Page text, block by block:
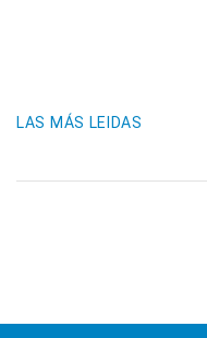
LAS MÁS LEIDAS